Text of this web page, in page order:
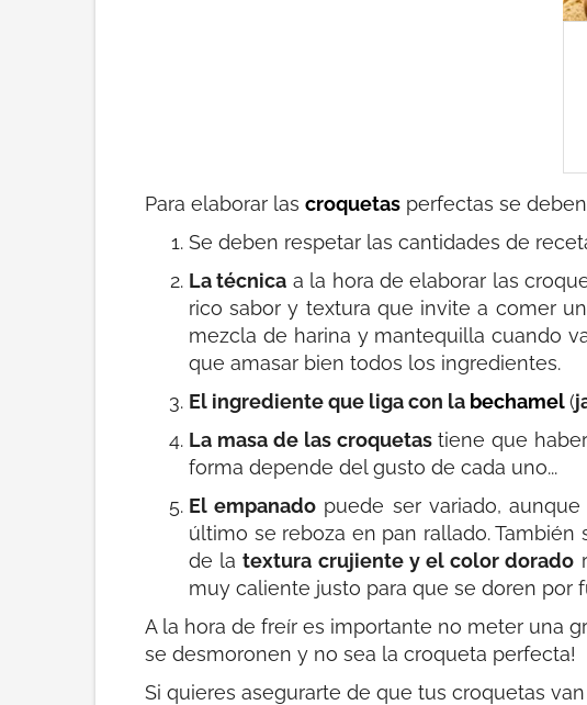
Para elaborar las croquetas perfectas se
Se deben respetar las cantidades de
La técnica a la hora de elaborar las
rico sabor y textura que invite a comer
mezcla de harina y mantequilla cuando
que amasar bien todos los ingredientes.
El ingrediente que liga con la bechamel(
La masa de las croquetastiene que
forma depende del gusto de cada uno...
El empanado puede ser variado,
último se reboza en pan rallado.
de latextura crujiente y el color dorado
muy caliente justo para que se doren por
A la hora de freír es importante no meter una
se desmoronen y no sea la croqueta perfecta!
Si quieres asegurarte de que tus croquetas